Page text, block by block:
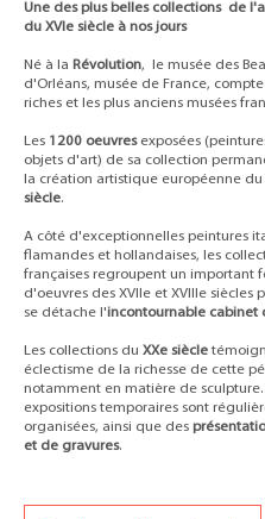
Une des plus belles collections de
du XVIe siècle à nos jours
Né à la Révolution, le musée des
d'Orléans, musée de France,
riches et les plus anciens musées
Les 1200 oeuvres exposées
objets d'art) de sa collection
la création artistique européenne du
siècle.
A côté d'exceptionnelles peintures
flamandes et hollandaises, les
françaises regroupent un important
d'oeuvres des XVIIe et XVIIIe siècles
se détache l'incontournable cabinet
Les collections du XXe siècle
éclectisme de la richesse de cette
notamment en matière de sculpture.
expositions temporaires sont
organisées, ainsi que des
et de gravures.